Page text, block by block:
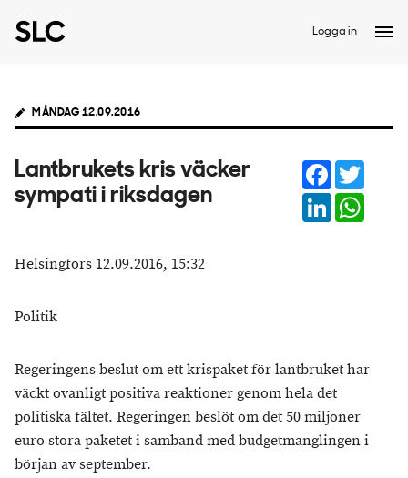
Logga in
MÅNDAG 12.09.2016
Lantbrukets kris väcker
sympati i riksdagen
Facebook
LinkedIn
Helsingfors 12.09.2016, 15:32
Politik
Regeringens beslut om ett krispaket för lantbruket har
väckt ovanligt positiva reaktioner genom hela det
politiska fältet. Regeringen beslöt om det 50 miljoner
euro stora paketet i samband med budgetmanglingen i
början av september.